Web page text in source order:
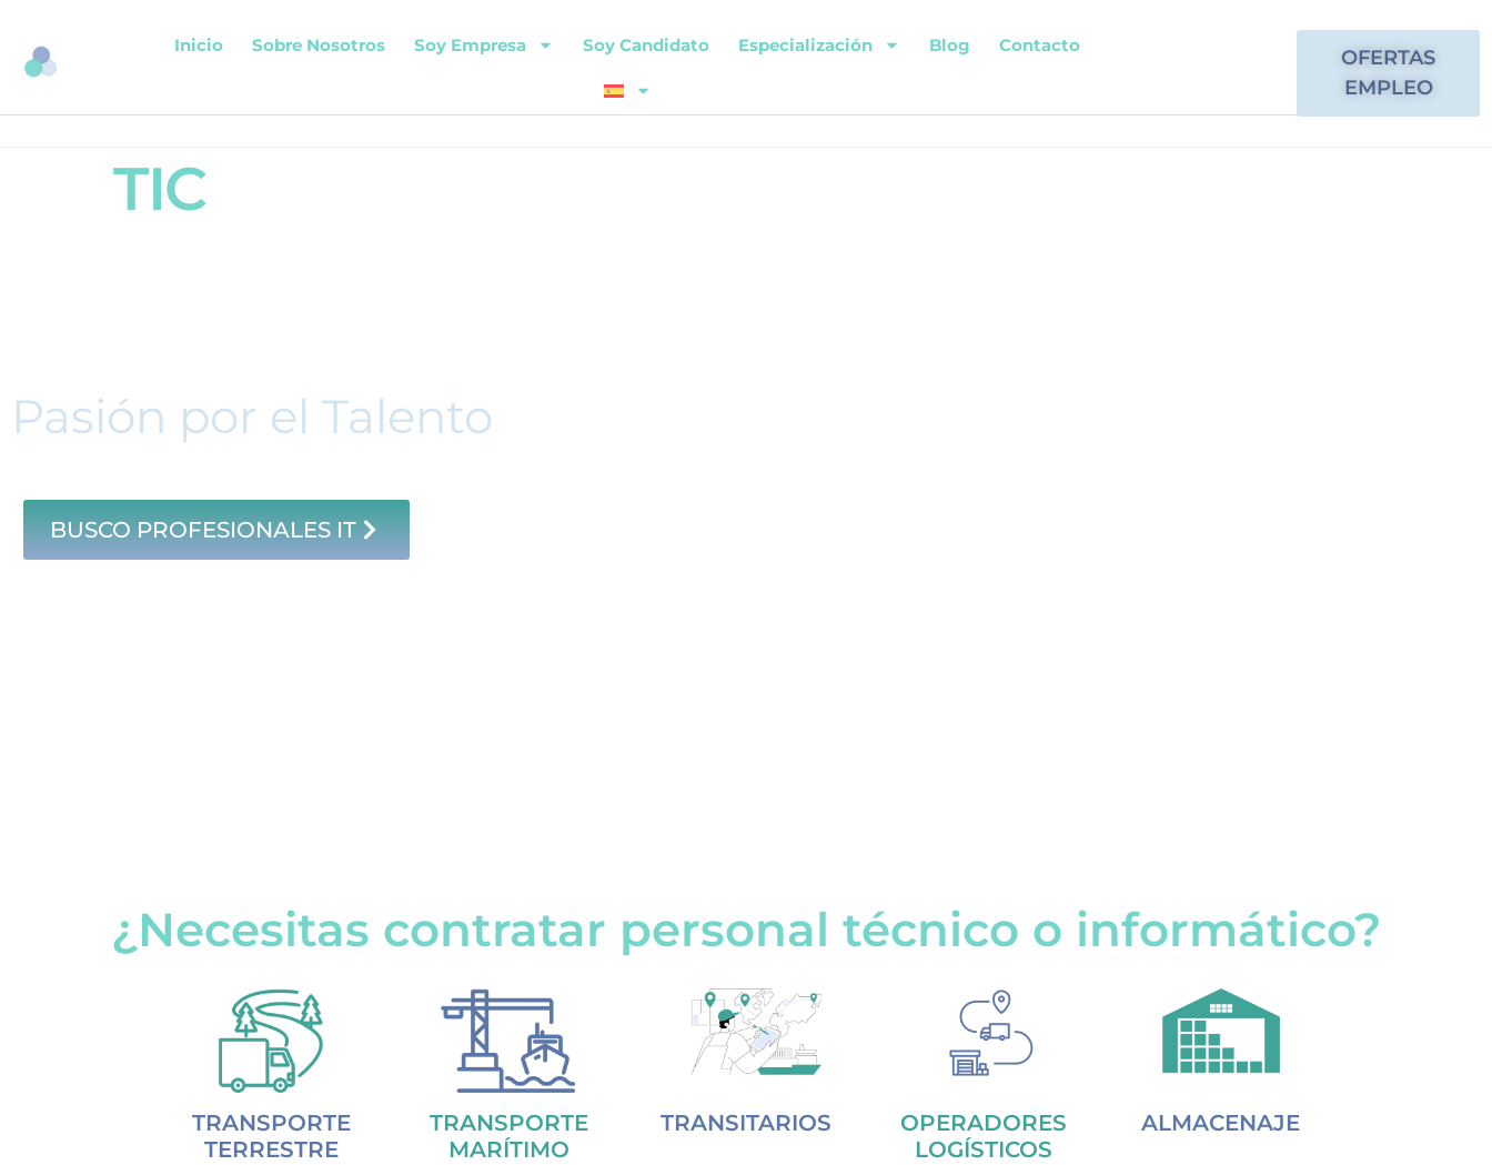
Inicio Sobre Nosotros Soy Empresa Soy Candidato Especialización Blog Contacto
OFERTAS
EMPLEO
TIC
Pasión por el Talento
BUSCO PROFESIONALES IT
¿Necesitas contratar personal técnico o informático?
TRANSPORTE
TERRESTRE
TRANSPORTE
MARÍTIMO
TRANSITARIOS
OPERADORES
LOGÍSTICOS
ALMACENAJE